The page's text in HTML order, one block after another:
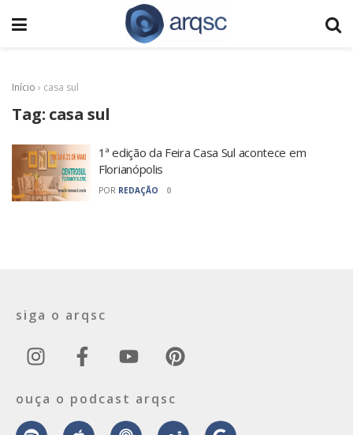
Início › casa sul
Tag: casa sul
1ª edição da Feira Casa Sul acontece em
Florianópolis
POR REDAÇÃO 0
siga o arqsc
ouça o podcast arqsc